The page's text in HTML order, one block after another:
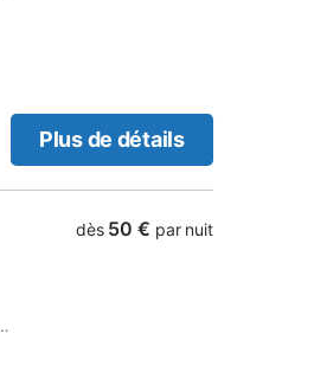
Plus de détails
dès 50 € par nuit